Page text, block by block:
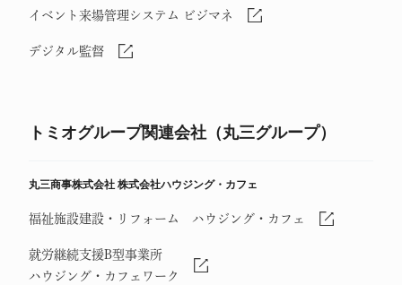
イベント来場管理システム ビジマネ
デジタル監督
トミオグループ関連会社（丸三グループ）
丸三商事株式会社 株式会社ハウジング・カフェ
福祉施設建設・リフォーム ハウジング・カフェ
就労継続支援B型事業所
ハウジング・カフェワーク